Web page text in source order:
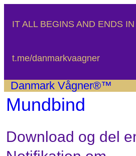
IT ALL BEGINS AND ENDS
t.me/danmarkvaagner
Danmark Vågner®™
Mundbind
Download og del